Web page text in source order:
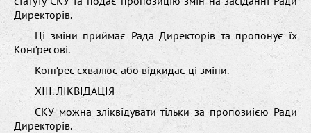
Директорів.
Ці зміни приймає Рада Директорів та пропонує їх
Конґресові.
Конґрес схвалює або відкидає ці зміни.
XІІІ. ЛІКВІДАЦІЯ
СКУ можна зліквідувати тільки за пропозиією Ради
Директорів.